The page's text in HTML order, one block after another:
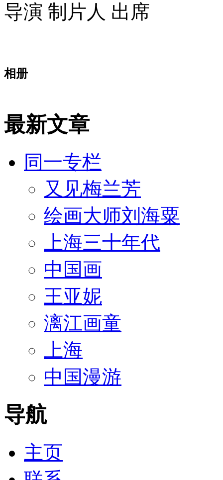
导演 制片人 出席
相册
最新文章
同一专栏
又见梅兰芳
绘画大师刘海粟
上海三十年代
中国画
王亚妮
漓江画童
上海
中国漫游
导航
主页